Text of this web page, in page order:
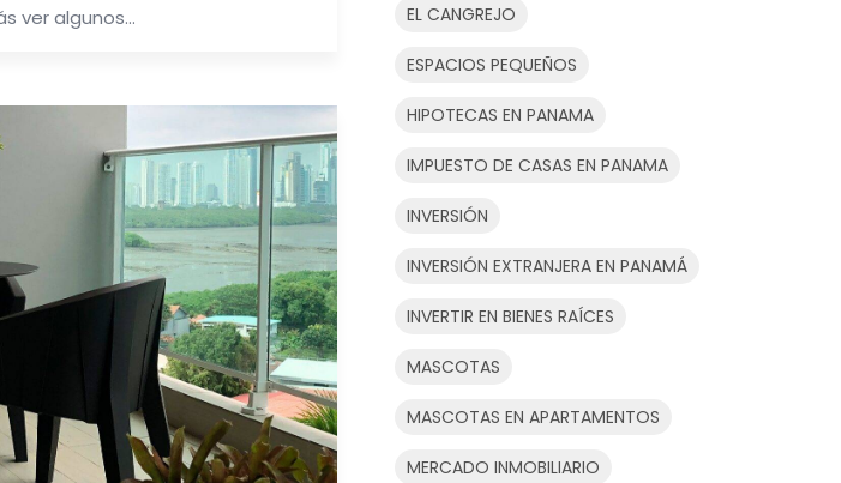
ver algunos…
EL CANGREJO
ESPACIOS PEQUEÑOS
HIPOTECAS EN PANAMA
IMPUESTO DE CASAS EN PANAMA
INVERSIÓN
INVERSIÓN EXTRANJERA EN PANAMÁ
INVERTIR EN BIENES RAÍCES
MASCOTAS
MASCOTAS EN APARTAMENTOS
MERCADO INMOBILIARIO